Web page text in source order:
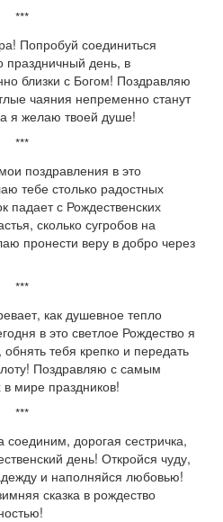
***
Попробуй соединиться
день, в
близки с Богом! Поздравляю
чаяния непременно станут
я желаю твоей душе!
***
поздравления в это
тебе столько радостных
падает с Рождественских
сколько сугробов на
пронести веру в добро через
***
как душевное тепло
в это светлое Рождество я
тебя крепко и передать
Поздравляю с самым
мире праздников!
***
дорогая сестричка,
день! Откройся чуду,
и наполняйся любовью!
сказка в рождество